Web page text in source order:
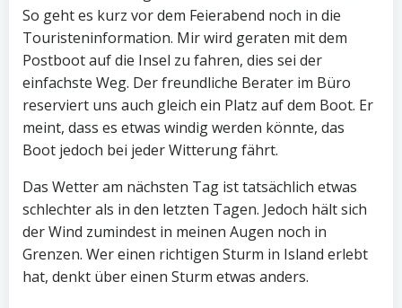
So geht es kurz vor dem Feierabend noch in die
Touristeninformation. Mir wird geraten mit dem
Postboot auf die Insel zu fahren, dies sei der
einfachste Weg. Der freundliche Berater im Büro
reserviert uns auch gleich ein Platz auf dem Boot. Er
meint, dass es etwas windig werden könnte, das
Boot jedoch bei jeder Witterung fährt.
Das Wetter am nächsten Tag ist tatsächlich etwas
schlechter als in den letzten Tagen. Jedoch hält sich
der Wind zumindest in meinen Augen noch in
Grenzen. Wer einen richtigen Sturm in Island erlebt
hat, denkt über einen Sturm etwas anders.